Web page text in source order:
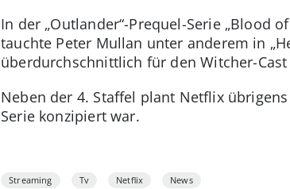
In der „Outlander“-Prequel-Serie „Blood
tauchte Peter Mullan unter anderem in
überdurchschnittlich für den Witcher-
Neben der 4. Staffel plant Netflix
Serie konzipiert war.
Streaming Tv Netflix News